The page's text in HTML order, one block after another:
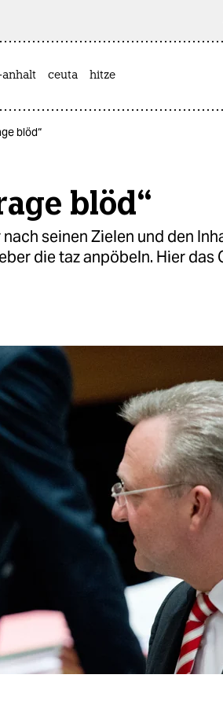
anhalt ceuta hitze
blöd“
blöd“
seinen Zielen und den
die taz anpöbeln. Hier das